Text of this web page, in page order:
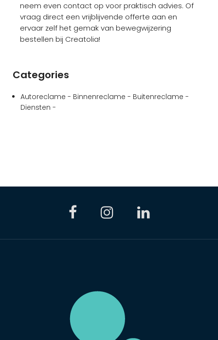
neem even contact op voor praktisch advies. Of
vraag direct een vrijblijvende offerte aan en
ervaar zelf het gemak van bewegwijzering
bestellen bij Creatolia!
Categories
Autoreclame - Binnenreclame - Buitenreclame -
Diensten -